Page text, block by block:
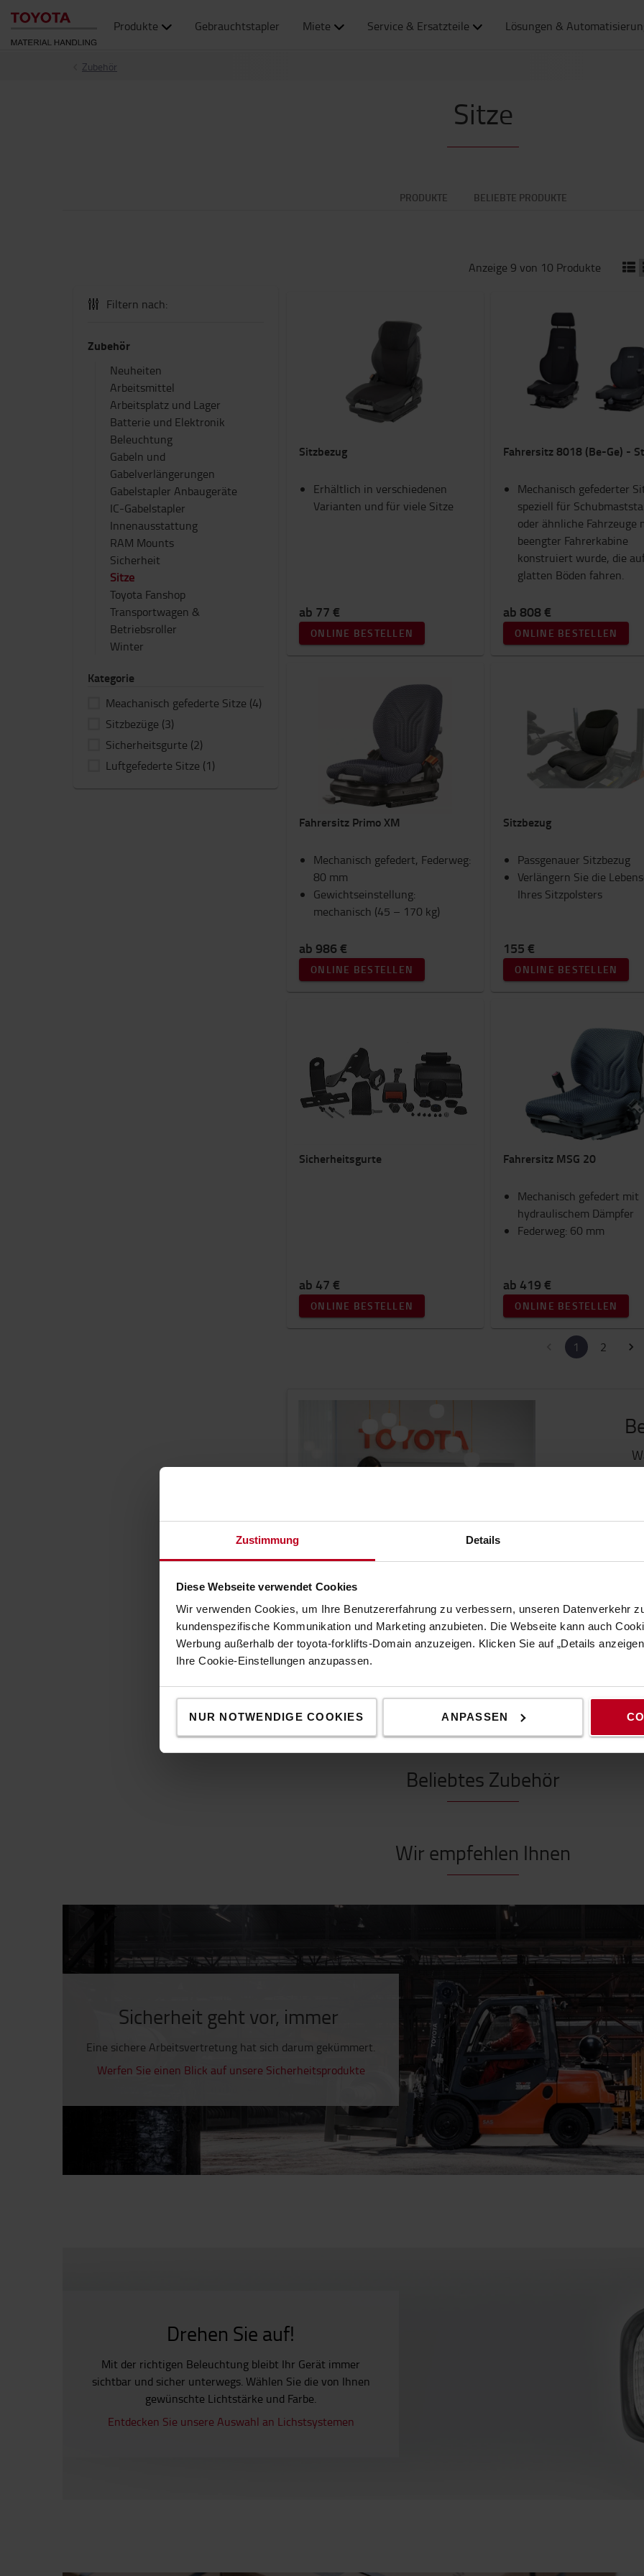
Zustimmung Details
Diese Webseite verwendet Cookies
Wir verwenden Cookies, um Ihre Benutzererfahrung zu verbessern, unseren Datenverkehr
kundenspezifische Kommunikation und Marketing anzubieten. Die Webseite kann auch
Werbung außerhalb der toyota-forklifts-Domain anzuzeigen. Klicken Sie auf „Details
Ihre Cookie-Einstellungen anzupassen.
NUR NOTWENDIGE COOKIES ANPASSEN
Produkte Gebrauchtstapler Miete Service & Ersatzteile Lösungen &
Zubehör
Sitze
PRODUKTE BELIEBTE PRODUKTE
Filtern nach:
Zubehör
Neuheiten
Arbeitsmittel
Arbeitsplatz und Lager
Batterie und Elektronik
Beleuchtung
Gabeln und
Gabelverlängerungen
Gabelstapler Anbaugeräte
IC-Gabelstapler
Innenausstattung
RAM Mounts
Sicherheit
Sitze
Toyota Fanshop
Transportwagen &
Betriebsroller
Winter
Kategorie
Meachanisch gefederte Sitze (4)
Sitzbezüge (3)
Sicherheitsgurte (2)
Luftgefederte Sitze (1)
Anzeige 9 von 10 Produkte
Sitzbezug
Erhältlich in verschiedenen
Varianten und für viele Sitze
ab 77 €
ONLINE BESTELLEN
Fahrersitz 8018 (Be-Ge) -
Mechanisch gefederter
speziell für
oder ähnliche Fahrzeuge
beengter Fahrerkabine
konstruiert wurde, die
glatten Böden fahren.
ab 808 €
ONLINE BESTELLEN
Fahrersitz Primo XM
Mechanisch gefedert, Federweg:
80 mm
Gewichtseinstellung:
mechanisch (45 – 170 kg)
ab 986 €
ONLINE BESTELLEN
Sitzbezug
Passgenauer Sitzbezug
Verlängern Sie die
Ihres Sitzpolsters
155 €
ONLINE BESTELLEN
Sicherheitsgurte
ab 47 €
ONLINE BESTELLEN
Fahrersitz MSG 20
Mechanisch gefedert mit
hydraulischem Dämpfer
Federweg: 60 mm
ab 419 €
ONLINE BESTELLEN
1 2
So
Optimieren Sie Ihren Arbeitsplatz
Beliebtes Zubehör
Wir empfehlen Ihnen
Sicherheit geht vor, immer
Eine sichere Arbeitsvertretung hat sich darum gekümmert.
Werfen Sie einen Blick auf unsere Sicherheitsprodukte
Drehen Sie auf!
Mit der richtigen Beleuchtung bleibt Ihr Gerät immer
sichtbar und sicher unterwegs. Wählen Sie die von Ihnen
gewünschte Lichtstärke und Farbe.
Entdecken Sie unsere Auswahl an Lichstsystemen